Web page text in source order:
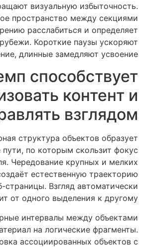
визуальную избыточность.
пространство между секциями
расслабиться и определяет
Короткие паузы ускоряют
длинные замедляют усвоение.
способствует
контент и
взглядом
структура объектов образует
пути, по которым скользит фокус
Чередование крупных и мелких
естественную траекторию
страницы. Взгляд автоматически
от одного выделения к другому.
интервалы между объектами
на логические фрагменты.
ассоциированных объектов с